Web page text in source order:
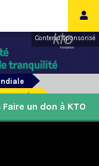
Contenu sponsorisé
Faire un don à KTO